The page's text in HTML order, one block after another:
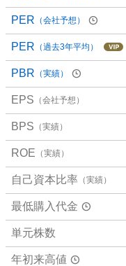
PER （会社予想）
PER （過去3年平均）
PBR （実績）
EPS （会社予想）
BPS （実績）
ROE （実績）
自己資本比率 （実績）
最低購入代金
単元株数
年初来高値